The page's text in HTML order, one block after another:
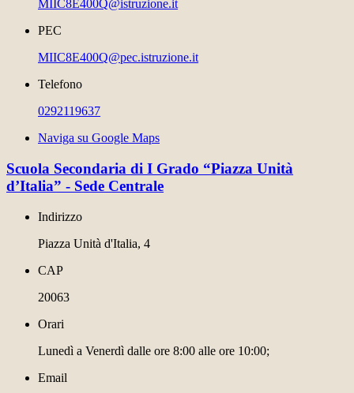
MIIC8E400Q@istruzione.it
PEC
MIIC8E400Q@pec.istruzione.it
Telefono
0292119637
Naviga su Google Maps
Scuola Secondaria di I Grado “Piazza Unità
d’Italia” - Sede Centrale
Indirizzo
Piazza Unità d'Italia, 4
CAP
20063
Orari
Lunedì a Venerdì dalle ore 8:00 alle ore 10:00;
Email